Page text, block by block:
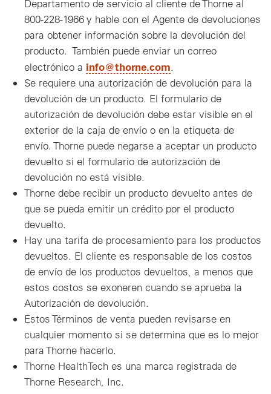
Departamento de servicio al cliente de Thorne al
800-228-1966 y hable con el Agente de devoluciones
para obtener información sobre la devolución del
producto. También puede enviar un correo
electrónico a info@thorne.com.
Se requiere una autorización de devolución para la
devolución de un producto. El formulario de
autorización de devolución debe estar visible en el
exterior de la caja de envío o en la etiqueta de
envío. Thorne puede negarse a aceptar un producto
devuelto si el formulario de autorización de
devolución no está visible.
Thorne debe recibir un producto devuelto antes de
que se pueda emitir un crédito por el producto
devuelto.
Hay una tarifa de procesamiento para los productos
devueltos. El cliente es responsable de los costos
de envío de los productos devueltos, a menos que
estos costos se exoneren cuando se aprueba la
Autorización de devolución.
Estos Términos de venta pueden revisarse en
cualquier momento si se determina que es lo mejor
para Thorne hacerlo.
Thorne HealthTech es una marca registrada de
Thorne Research, Inc.